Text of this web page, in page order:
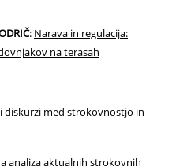
: Narava in regulacija:
na terasah
diskurzi med strokovnostjo in
analiza aktualnih strokovnih